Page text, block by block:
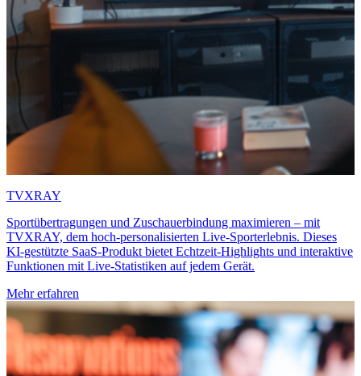
TVXRAY
Sportübertragungen und Zuschauerbindung maximieren – mit
TVXRAY, dem hoch-personalisierten Live-Sporterlebnis. Dieses
KI-gestützte SaaS-Produkt bietet Echtzeit-Highlights und interaktive
Funktionen mit Live-Statistiken auf jedem Gerät.
Mehr erfahren